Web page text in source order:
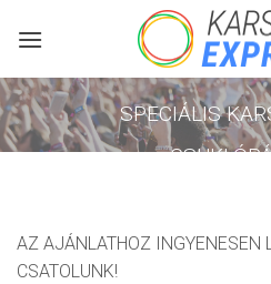
SPECIÁLIS
AZ AJÁNLATHOZ INGYENESEN
CSATOLUNK!